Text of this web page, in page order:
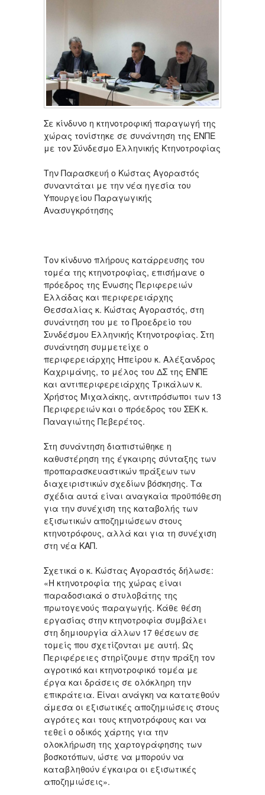
Σε κίνδυνο η κτηνοτροφική παραγωγή της
χώρας τονίστηκε σε συνάντηση της ΕΝΠΕ
με τον Σύνδεσμο Ελληνικής Κτηνοτροφίας
Την Παρασκευή ο Κώστας Αγοραστός
συναντάται με την νέα ηγεσία του
Υπουργείου Παραγωγικής
Ανασυγκρότησης
Τον κίνδυνο πλήρους κατάρρευσης του
τομέα της κτηνοτροφίας, επισήμανε ο
πρόεδρος της Ένωσης Περιφερειών
Ελλάδας και περιφερειάρχης
Θεσσαλίας κ. Κώστας Αγοραστός, στη
συνάντηση του με το Προεδρείο του
Συνδέσμου Ελληνικής Κτηνοτροφίας. Στη
συνάντηση συμμετείχε ο
περιφερειάρχης Ηπείρου κ. Αλέξανδρος
Καχριμάνης, το μέλος του ΔΣ της ΕΝΠΕ
και αντιπεριφερειάρχης Τρικάλων κ.
Χρήστος Μιχαλάκης, αντιπρόσωποι των 13
Περιφερειών και ο πρόεδρος του ΣΕΚ κ.
Παναγιώτης Πεβερέτος.
Στη συνάντηση διαπιστώθηκε η
καθυστέρηση της έγκαιρης σύνταξης των
προπαρασκευαστικών πράξεων των
διαχειριστικών σχεδίων βόσκησης. Τα
σχέδια αυτά είναι αναγκαία προϋπόθεση
για την συνέχιση της καταβολής των
εξισωτικών αποζημιώσεων στους
κτηνοτρόφους, αλλά και για τη συνέχιση
στη νέα ΚΑΠ.
Σχετικά ο κ. Κώστας Αγοραστός δήλωσε:
«Η κτηνοτροφία της χώρας είναι
παραδοσιακά ο στυλοβάτης της
πρωτογενούς παραγωγής. Κάθε θέση
εργασίας στην κτηνοτροφία συμβάλει
στη δημιουργία άλλων 17 θέσεων σε
τομείς που σχετίζονται με αυτή. Ως
Περιφέρειες στηρίζουμε στην πράξη τον
αγροτικό και κτηνοτροφικό τομέα με
έργα και δράσεις σε ολόκληρη την
επικράτεια. Είναι ανάγκη να κατατεθούν
άμεσα οι εξισωτικές αποζημιώσεις στους
αγρότες και τους κτηνοτρόφους και να
τεθεί ο οδικός χάρτης για την
ολοκλήρωση της χαρτογράφησης των
βοσκοτόπων, ώστε να μπορούν να
καταβληθούν έγκαιρα οι εξισωτικές
αποζημιώσεις».